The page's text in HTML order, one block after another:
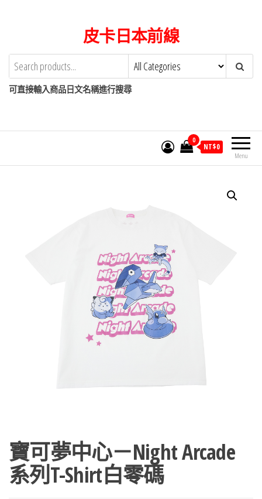
content
皮卡日本前線
可直接輸入商品日文名稱進行搜尋
Menu
0
NT$0
寶可夢中心－Night Arcade
系列T-Shirt白零碼